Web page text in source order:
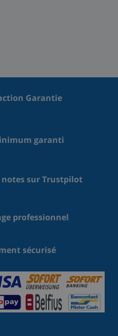
Garantie
garanti
notes sur Trustpilot
professionnel
sécurisé